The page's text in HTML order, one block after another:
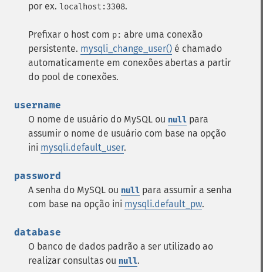
por ex. localhost:3308.
Prefixar o host com p: abre uma conexão
persistente. mysqli_change_user() é chamado
automaticamente em conexões abertas a partir
do pool de conexões.
username
O nome de usuário do MySQL ou null para
assumir o nome de usuário com base na opção
ini mysqli.default_user.
password
A senha do MySQL ou null para assumir a senha
com base na opção ini mysqli.default_pw.
database
O banco de dados padrão a ser utilizado ao
realizar consultas ou null.